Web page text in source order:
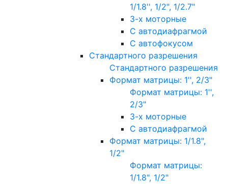
1/1.8'', 1/2", 1/2.7"
3-х моторные
С автодиафрагмой
С автофокусом
Стандартного разрешения
Стандартного разрешения
Формат матрицы: 1'', 2/3"
Формат матрицы: 1'',
2/3"
3-х моторные
С автодиафрагмой
Формат матрицы: 1/1.8",
1/2"
Формат матрицы:
1/1.8", 1/2"